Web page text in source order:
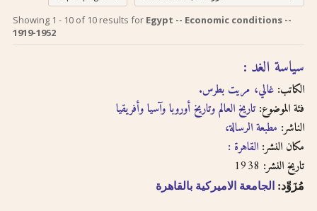
Search tips in
Arabic
perform on this site
will query only the
إرشادات للبحث لدى
الصوتية بالحروف
اللاتينية
إن عملية البحث التي تجريها في
هذا الموقع تعطي وصف
ببليوغرافي عن الكتاب
المسترجع باللغتين العربية
والانجليزية ولكنها لا تقدّم
Showing 1 - 10of 10 results for Egypt -- Economic conditions --
1919-1952
سياسة الغد :
الكاتب: غالي، مريت بطرس.
فئة الموضوع: تاريخ العالم وتاريخ أوروبا وآسيا وأفريقيا
الناشر: مطبعة الرسالة،
مكان النشر: القاهرة :
تاريخ النشر:
مُزَوِّد: الجامعة الاميركية بالقاهرة